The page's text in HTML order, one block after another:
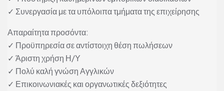
✓ Συνεργασία με τα υπόλοιπα τμήματα της επιχείρησης
Απαραίτητα προσόντα:
✓ Προϋπηρεσία σε αντίστοιχη θέση πωλήσεων
✓ Άριστη χρήση Η/Υ
✓ Πολύ καλή γνώση Αγγλικών
✓ Επικοινωνιακές και οργανωτικές δεξιότητες